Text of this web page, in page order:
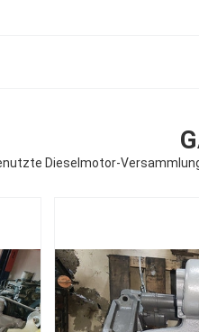
Dieselmotor-